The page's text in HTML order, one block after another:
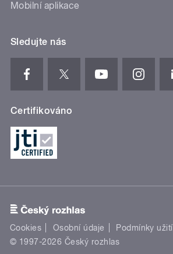
Mobilní aplikace
Sledujte nás
Certifikováno
Cookies Osobní údaje Podmínky užití
© 1997-2026 Český rozhlas